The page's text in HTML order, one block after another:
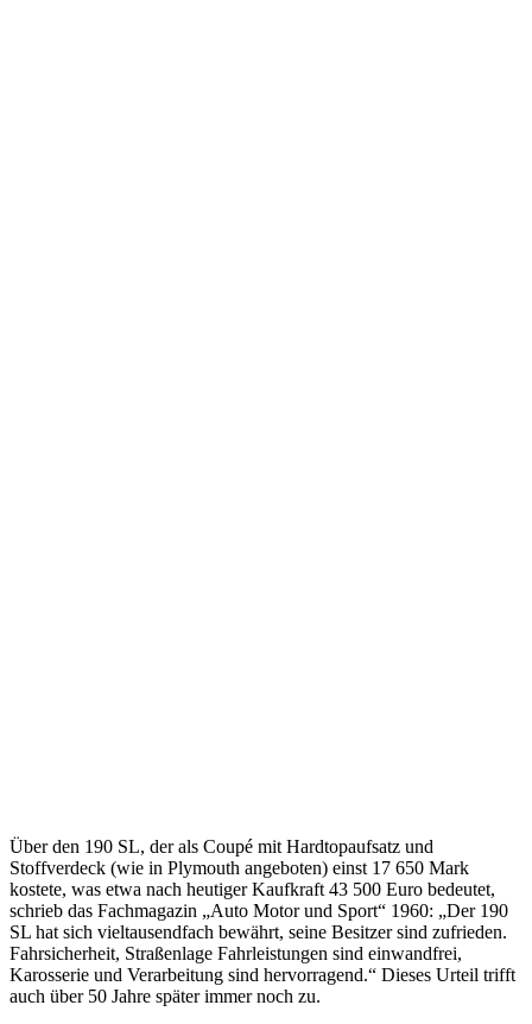
Über den 190 SL, der als Coupé mit Hardtopaufsatz und
Stoffverdeck (wie in Plymouth angeboten) einst 17 650 Mark
kostete, was etwa nach heutiger Kaufkraft 43 500 Euro bedeutet,
schrieb das Fachmagazin „Auto Motor und Sport“ 1960: „Der 190
SL hat sich vieltausendfach bewährt, seine Besitzer sind zufrieden.
Fahrsicherheit, Straßenlage Fahrleistungen sind einwandfrei,
Karosserie und Verarbeitung sind hervorragend.“ Dieses Urteil trifft
auch über 50 Jahre später immer noch zu.